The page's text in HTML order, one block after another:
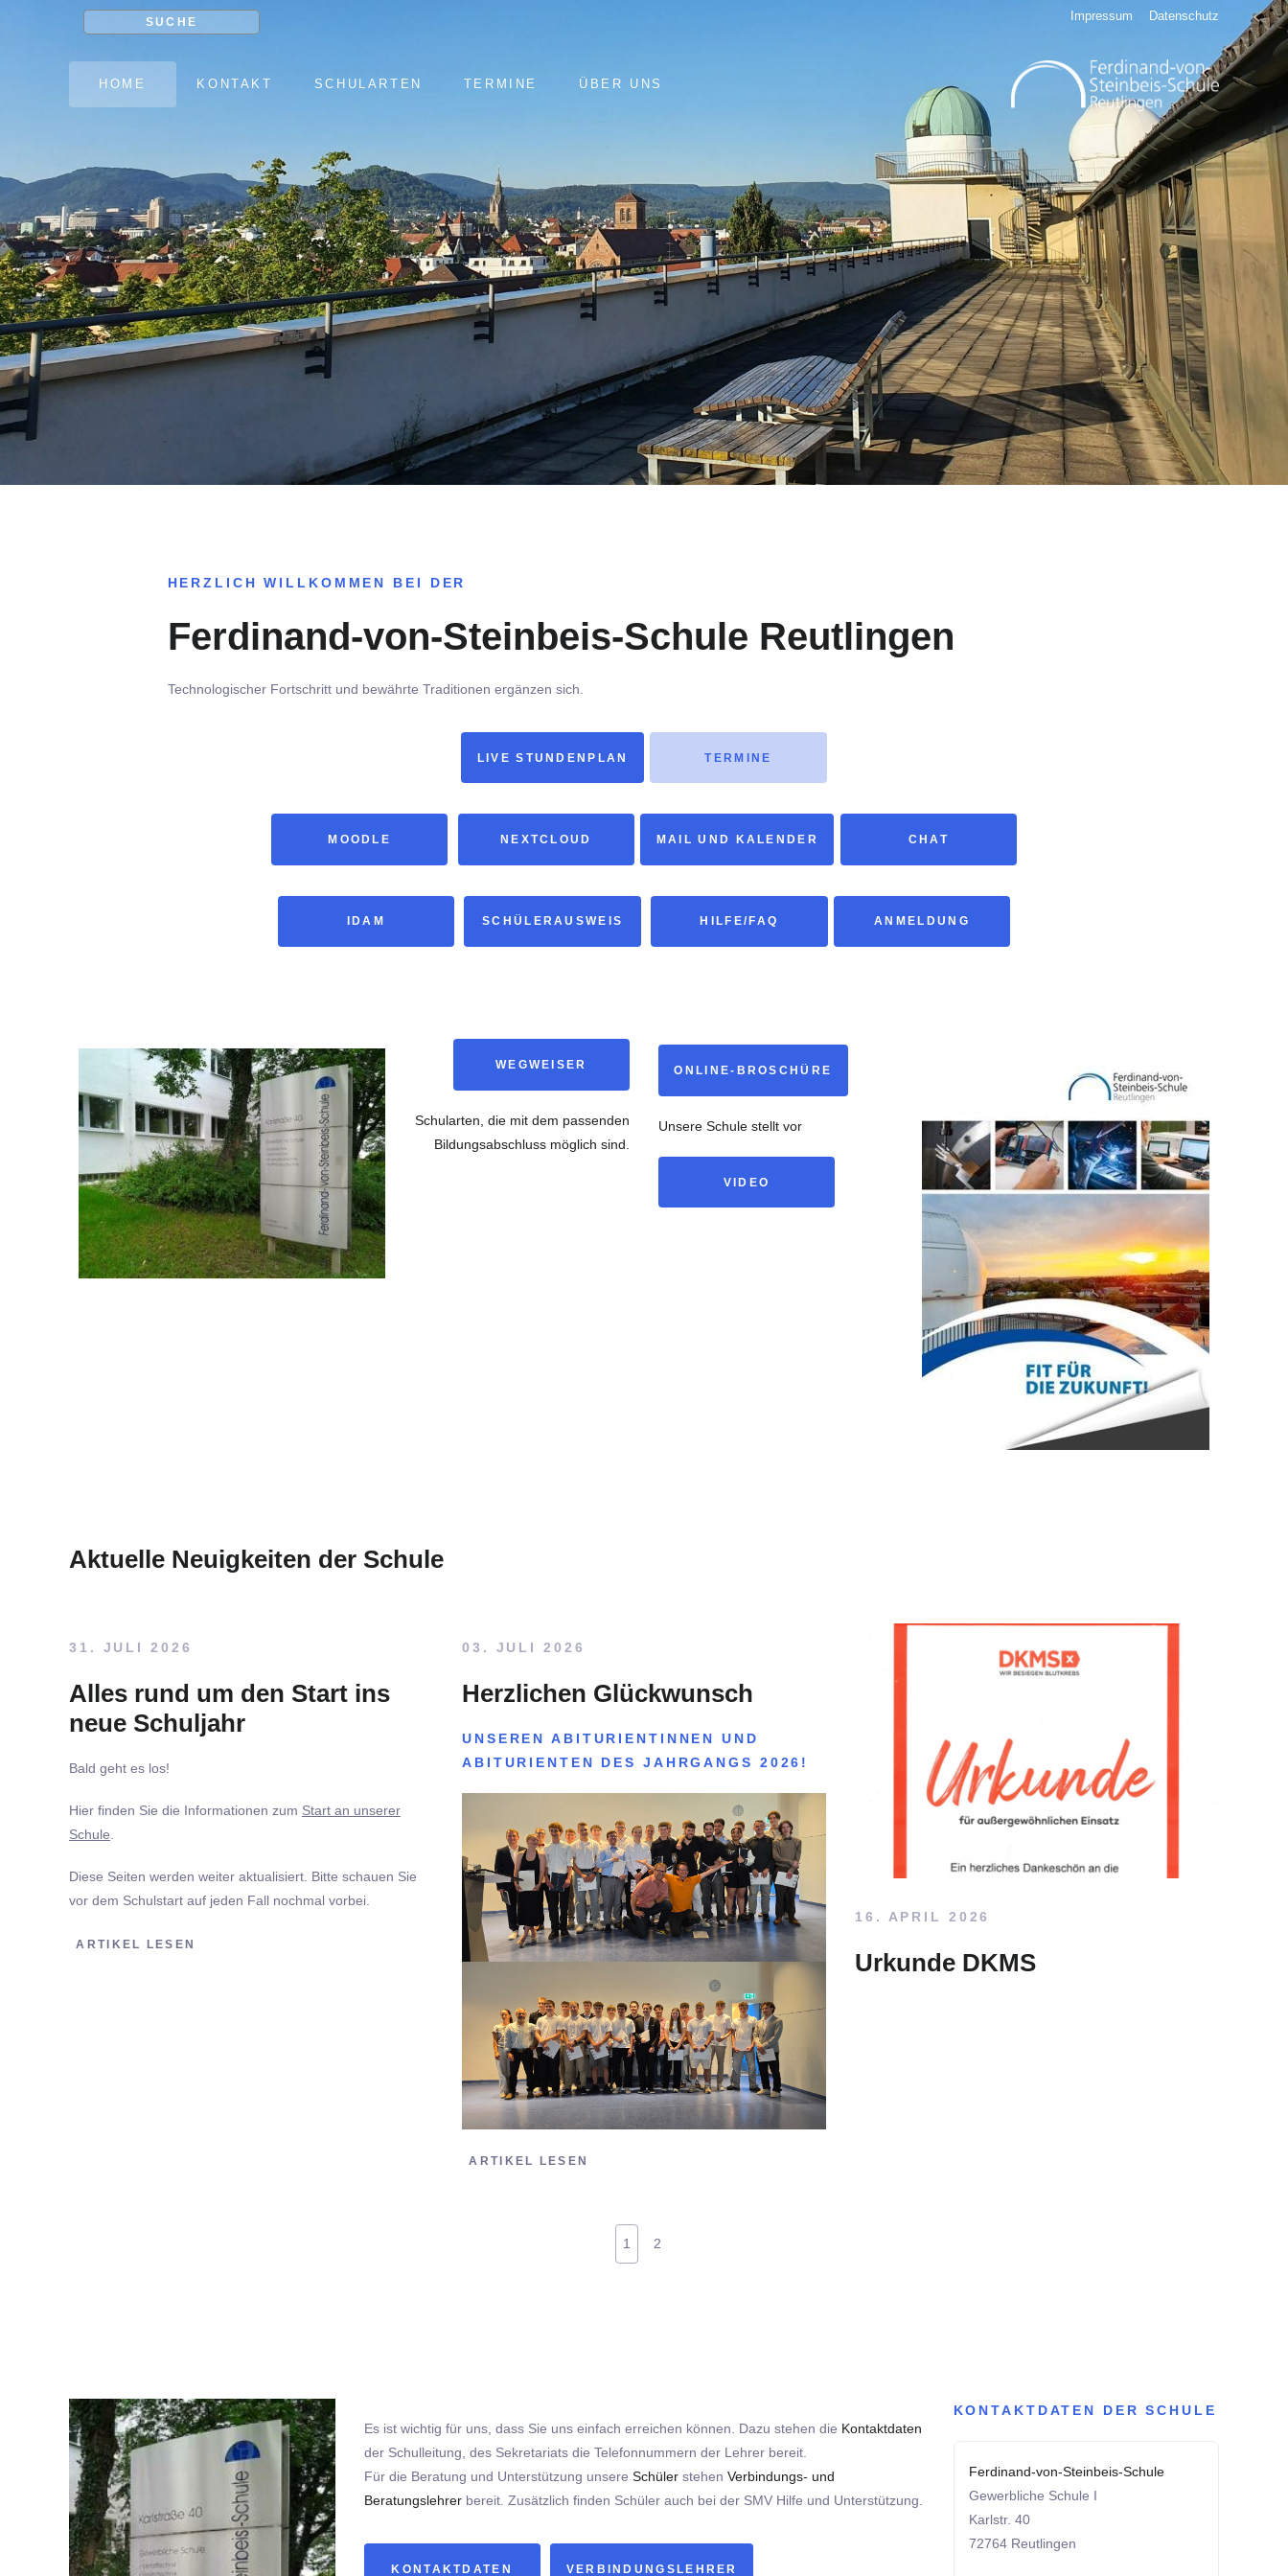
SUCHE Impressum Datenschutz
NAVIGATION
HOME KONTAKT SCHULARTEN TERMINE ÜBER UNS
HERZLICH WILLKOMMEN BEI DER
Ferdinand-von-Steinbeis-Schule Reutlingen
Technologischer Fortschritt und bewährte Traditionen ergänzen sich.
LIVE STUNDENPLAN TERMINE
MOODLE NEXTCLOUD MAIL UND KALENDER CHAT
IDAM SCHÜLERAUSWEIS HILFE/FAQ ANMELDUNG
WEGWEISER
Schularten, die mit dem passenden
Bildungsabschluss möglich sind.
ONLINE-BROSCHÜRE
Unsere Schule stellt vor
VIDEO
Aktuelle Neuigkeiten der Schule
31. JULI 2026
Alles rund um den Start ins
neue Schuljahr
Bald geht es los!
Hier finden Sie die Informationen zum Start an unserer
Schule
Diese Seiten werden weiter aktualisiert. Bitte schauen Sie
vor dem Schulstart auf jeden Fall nochmal vorbei.
ARTIKEL LESEN
03. JULI 2026
Herzlichen Glückwunsch
UNSEREN ABITURIENTINNEN UND
ABITURIENTEN DES JAHRGANGS 2026!
ARTIKEL LESEN
16. APRIL 2026
Urkunde DKMS
1 2
Es ist wichtig für uns, dass Sie uns einfach erreichen können. Dazu stehen die Kontaktdaten
der Schulleitung, des Sekretariats die Telefonnummern der Lehrer bereit.
Für die Beratung und Unterstützung unsere Schülerstehen Verbindungs- und
Beratungslehrerbereit. Zusätzlich finden Schüler auch bei der SMV Hilfe und Unterstützung.
KONTAKTDATEN VERBINDUNGSLEHRER
KONTAKTDATEN DER SCHULE
Ferdinand-von-Steinbeis-Schule
Gewerbliche Schule I
Karlstr. 40
72764 Reutlingen